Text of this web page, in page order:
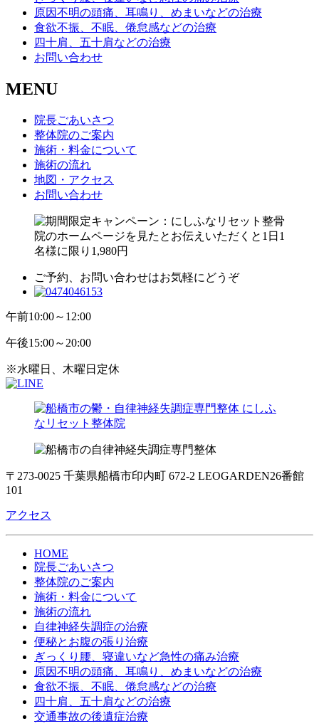
原因不明の頭痛、耳鳴り、めまいなどの治療
食欲不振、不眠、倦怠感などの治療
四十肩、五十肩などの治療
お問い合わせ
MENU
院長ごあいさつ
整体院のご案内
施術・料金について
施術の流れ
地図・アクセス
お問い合わせ
ご予約、お問い合わせはお気軽にどうぞ
午前10:00～12:00
午後15:00～20:00
※水曜日、木曜日定休
〒273-0025 千葉県船橋市印内町 672-2 LEOGARDEN26番館
101
アクセス
HOME
院長ごあいさつ
整体院のご案内
施術・料金について
施術の流れ
自律神経失調症の治療
便秘とお腹の張り治療
ぎっくり腰、寝違いなど急性の痛み治療
原因不明の頭痛、耳鳴り、めまいなどの治療
食欲不振、不眠、倦怠感などの治療
四十肩、五十肩などの治療
交通事故の後遺症治療